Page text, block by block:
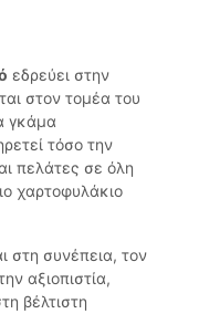
εδρεύει στην
στον τομέα του
γκάμα
τόσο την
πελάτες σε όλη
χαρτοφυλάκιο
στη συνέπεια, τον
αξιοπιστία,
βέλτιστη